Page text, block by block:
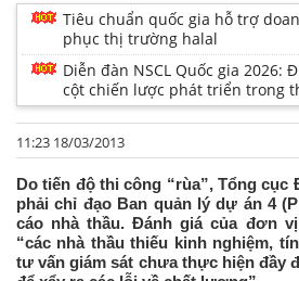
Tiêu chuẩn quốc gia hỗ trợ
phục thị trường halal
Diễn đàn NSCL Quốc gia 2026:
cột chiến lược phát triển trong
11:23 18/03/2013
Do tiến độ thi công “rùa”, Tổng cục
phải chỉ đạo Ban quản lý dự án 4
cáo nhà thầu. Đánh giá của đơn
“các nhà thầu thiếu kinh nghiệm,
tư vấn giám sát chưa thực hiện đầy